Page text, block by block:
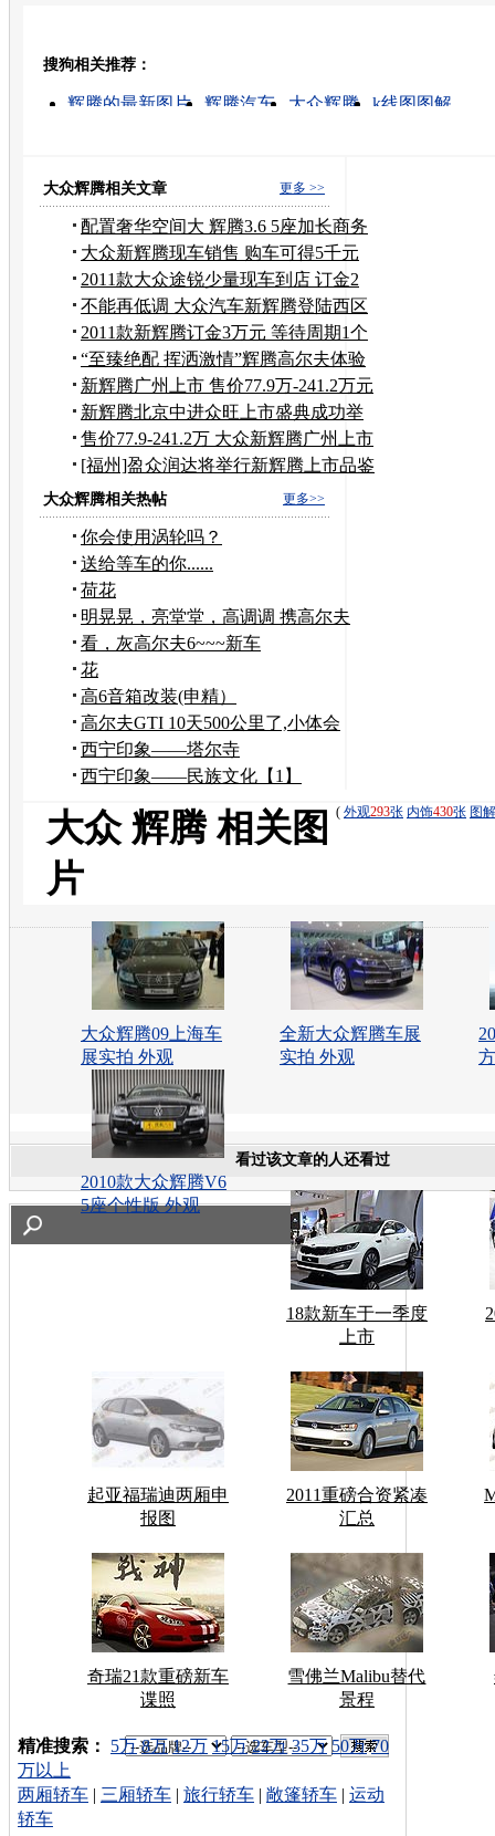
搜狗相关推荐：
辉腾的最新图片 辉腾汽车 大众辉腾
k线图图解
更多 >>
大众辉腾相关文章
配置奢华空间大 辉腾3.6 5座加长商务
版
大众新辉腾现车销售 购车可得5千元
油卡
2011款大众途锐少量现车到店 订金2
万元
不能再低调 大众汽车新辉腾登陆西区
市场
2011款新辉腾订金3万元 等待周期1个
月
“至臻绝配 挥洒激情”辉腾高尔夫体验
赛
新辉腾广州上市 售价77.9万-241.2万元
新辉腾北京中进众旺上市盛典成功举
办
售价77.9-241.2万 大众新辉腾广州上市
会
[福州]盈众润达将举行新辉腾上市品鉴
会
更多>>
大众辉腾相关热帖
你会使用涡轮吗？
送给等车的你......
荷花
明晃晃，亮堂堂，高调调 携高尔夫
1.4t报到来啦
看，灰高尔夫6~~~新车
花
高6音箱改装(申精）
高尔夫GTI 10天500公里了,小体会
西宁印象——塔尔寺
西宁印象——民族文化【1】
( 外观293张 内饰430张 图解
大众 辉腾 相关图
片
大众辉腾09上海车
展实拍 外观
全新大众辉腾车展
实拍 外观
方
2010款大众辉腾V6
5座个性版 外观
看过该文章的人还看过
18款新车于一季度
上市
起亚福瑞迪两厢申
报图
2011重磅合资紧凑
汇总
奇瑞21款重磅新车
谍照
雪佛兰Malibu替代
景程
车型搜索：
精准搜索： 5万 8万 12万 15万 22万 35万 50万 70
万以上
两厢轿车 | 三厢轿车 | 旅行轿车 | 敞篷轿车 | 运动
轿车